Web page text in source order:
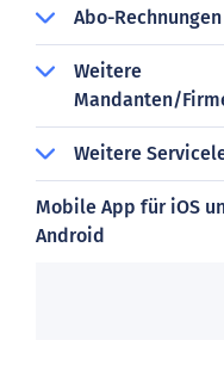
Abo-Rechnungen
Weitere
Mandanten/
Weitere
Mobile App für iOS
Android